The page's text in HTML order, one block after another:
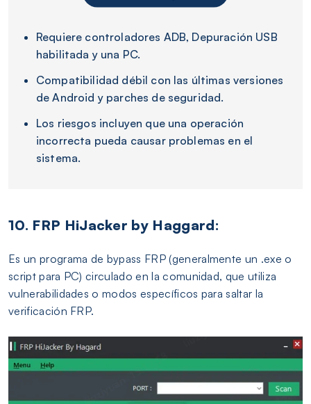
Requiere controladores ADB, Depuración USB
habilitada y una PC.
Compatibilidad débil con las últimas versiones
de Android y parches de seguridad.
Los riesgos incluyen que una operación
incorrecta pueda causar problemas en el
sistema.
10. FRP HiJacker by Haggard:
Es un programa de bypass FRP (generalmente un .exe o
script para PC) circulado en la comunidad, que utiliza
vulnerabilidades o modos específicos para saltar la
verificación FRP.